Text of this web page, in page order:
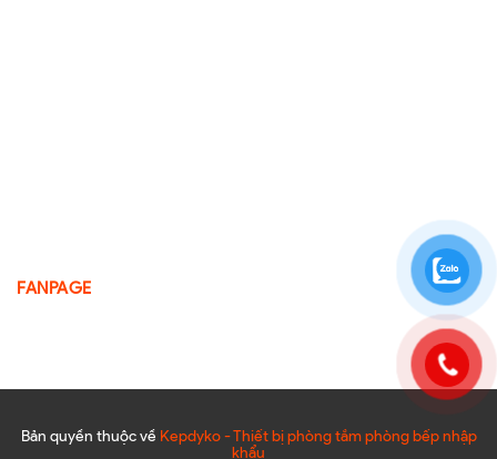
FANPAGE
Bản quyền thuộc về Kepdyko - Thiết bị phòng tắm phòng bếp nhập
khẩu